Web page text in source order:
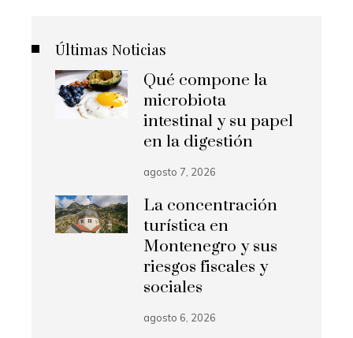
Últimas Noticias
Qué compone la
microbiota
intestinal y su papel
en la digestión
agosto 7, 2026
La concentración
turística en
Montenegro y sus
riesgos fiscales y
sociales
agosto 6, 2026